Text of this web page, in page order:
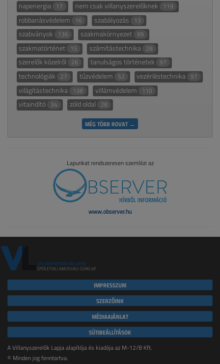
napenergia 17 nem csak villanyszerelőknek 119
robbanásvédelem 16 szabályozás 13
szabványok 136 szakmakörnyezet 99
szakmatörténet 15 számítástechnika 28
szerelők közelről 26 tanulságos történetek 97
technológiák 27 tűzvédelem 52 vezérléstechnika 97
világítástechnika 138 villámvédelem 110
vitaindító 34 zöld oldal 28
MÉG TÖBB ROVAT →
Lapunkat rendszeresen szemlézi az
www.observer.hu
IMPRESSZUM
SZERZŐINK
MÉDIAAJÁNLAT
SÜTIBEÁLLÍTÁSOK
A Villanyszerelők Lapja alapítója és kiadója az M-12/B Kft.
© Minden jog fenntartva.